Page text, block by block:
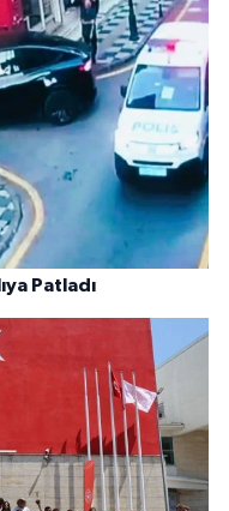
Patladı